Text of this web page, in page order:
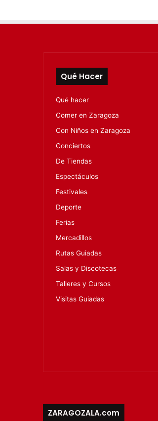
Qué Hacer
Qué hacer
Comer en Zaragoza
Con Niños en Zaragoza
Conciertos
De Tiendas
Espectáculos
Festivales
Deporte
Ferias
Mercadillos
Rutas Guiadas
Salas y Discotecas
Talleres y Cursos
Visitas Guiadas
ZARAGOZALA.com